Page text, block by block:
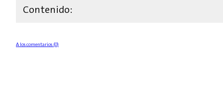
Contenido:
A los comentarios (0)